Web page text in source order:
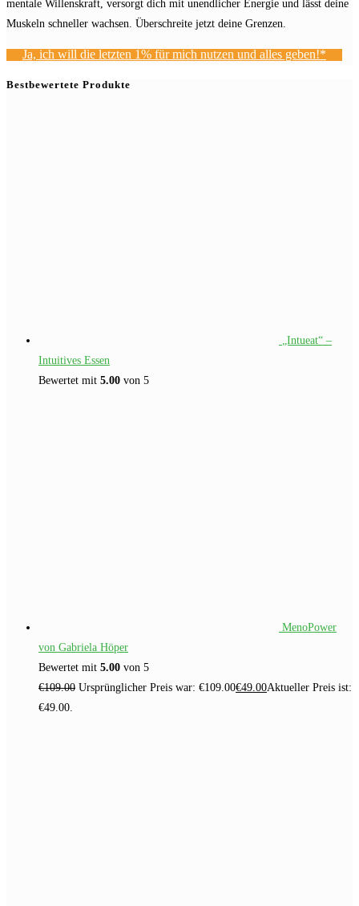
mentale Willenskraft, versorgt dich mit unendlicher Energie und lässt deine
Muskeln schneller wachsen. Überschreite jetzt deine Grenzen.
Ja, ich will die letzten 1% für mich nutzen und alles geben!*
Bestbewertete Produkte
„Intueat“ –
Intuitives Essen
Bewertet mit 5.00 von 5
MenoPower
von Gabriela Höper
Bewertet mit 5.00 von 5
€109.00 Ursprünglicher Preis war: €109.00€49.00Aktueller Preis ist:
€49.00.